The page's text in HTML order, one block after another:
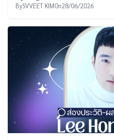
BySVVEET KIMOn28/06/2026